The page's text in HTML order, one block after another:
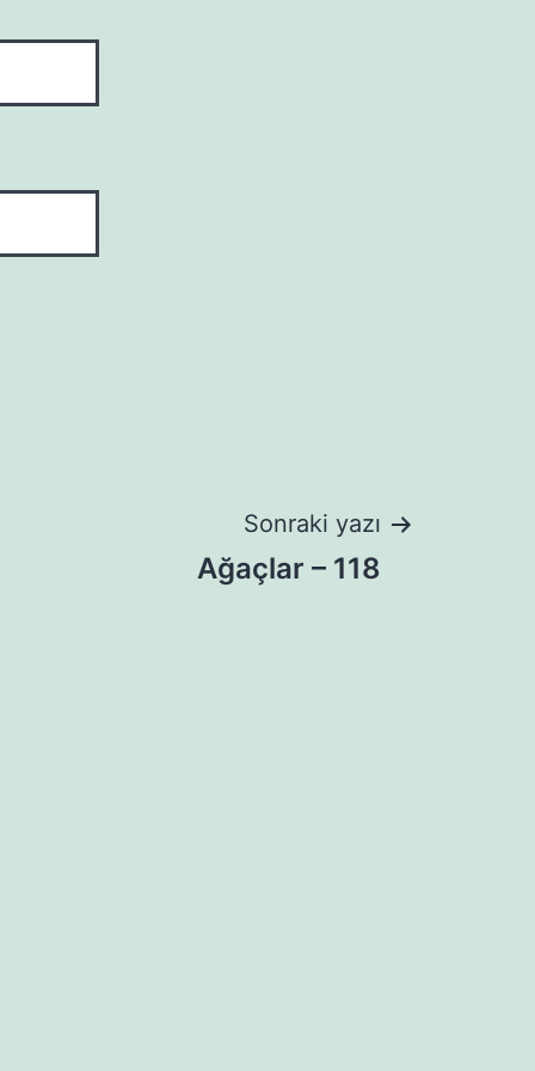
Sonraki yazı
Ağaçlar – 118